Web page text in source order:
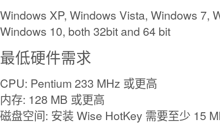
Windows XP, Windows Vista, Windows 7,
Windows 10, both 32bit and 64 bit
最低硬件需求
CPU: Pentium 233 MHz 或更高
内存: 128 MB 或更高
磁盘空间: 安装 Wise HotKey 需要至少 15